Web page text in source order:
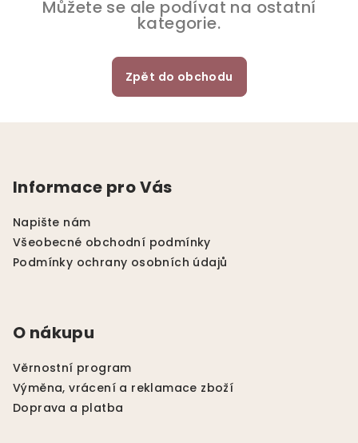
Můžete se ale podívat na ostatní
kategorie.
Zpět do obchodu
Informace pro Vás
Napište nám
Všeobecné obchodní podmínky
Podmínky ochrany osobních údajů
O nákupu
Věrnostní program
Výměna, vrácení a reklamace zboží
Doprava a platba